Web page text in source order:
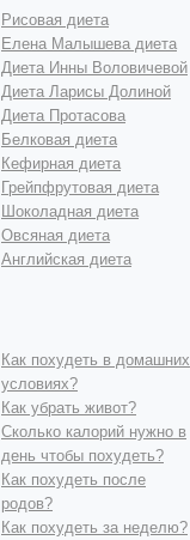
Рисовая диета
Елена Малышева диета
Диета Инны Воловичевой
Диета Ларисы Долиной
Диета Протасова
Белковая диета
Кефирная диета
Грейпфрутовая диета
Шоколадная диета
Овсяная диета
Английская диета
Как похудеть в домашних
условиях?
Как убрать живот?
Сколько калорий нужно в
день чтобы похудеть?
Как похудеть после
родов?
Как похудеть за неделю?